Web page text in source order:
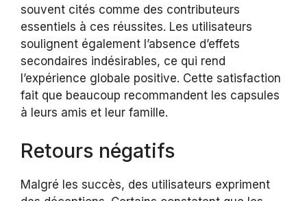
souvent cités comme des contributeurs
essentiels à ces réussites. Les utilisateurs
soulignent également l’absence d’effets
secondaires indésirables, ce qui rend
l’expérience globale positive. Cette satisfaction
fait que beaucoup recommandent les capsules
à leurs amis et leur famille.
Retours négatifs
Malgré les succès, des utilisateurs expriment